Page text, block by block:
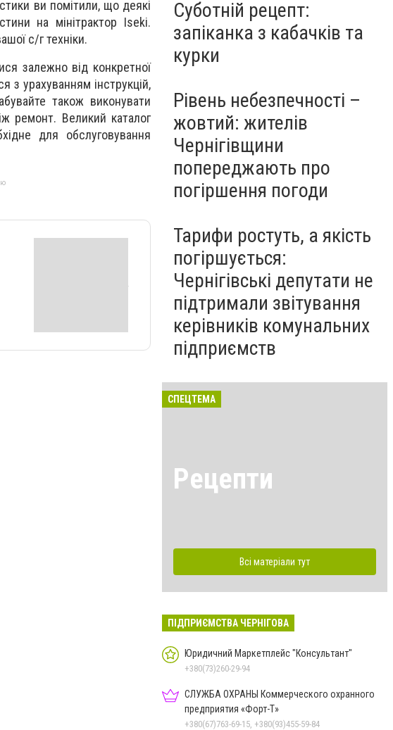
ви помітили, що деякі
на мінітрактор Iseki.
с/г техніки.
залежно від конкретної
з урахуванням інструкцій,
також виконувати
ремонт. Великий каталог
для обслуговування
Суботній рецепт:
запіканка з кабачків та
курки
Рівень небезпечності –
жовтий: жителів
Чернігівщини
попереджають про
погіршення погоди
Тарифи ростуть, а якість
погіршується:
Чернігівські депутати не
підтримали звітування
керівників комунальних
підприємств
СПЕЦТЕМА
Рецепти
Всі матеріали тут
ПІДПРИЄМСТВА ЧЕРНІГОВА
Юридичний Маркетплейс "Консультант"
+380(73)260-29-94
СЛУЖБА ОХРАНЫ Коммерческого охранного
предприятия «Форт-Т»
+380(67)763-69-15, +380(93)455-59-84